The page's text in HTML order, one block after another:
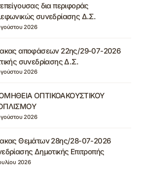
δια περιφοράς
συνεδρίασης Δ.Σ.
2026
αποφάσεων 22ης/29-07-2026
συνεδρίασης Δ.Σ.
2026
ΟΠΤΙΚΟΑΚΟΥΣΤΙΚΟΥ
2026
Θεμάτων 28ης/28-07-2026
Δημοτικής Επιτροπής
2026